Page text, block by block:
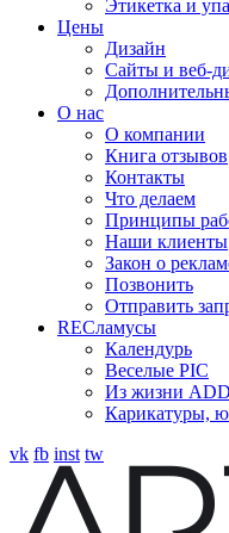
Этикетка и
Цены
Дизайн
Сайты и веб-
О нас
О компании
Книга отзывов
Контакты
Что делаем
Принципы
Наши клиенты
Закон о
Позвонить
Отправить
RECламусы
Календурь
Веселые PIC
Из жизни ADD
Карикатуры,
vk fb inst tw